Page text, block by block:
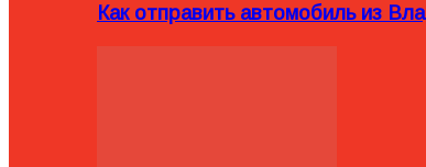
Как отправить автомобиль из